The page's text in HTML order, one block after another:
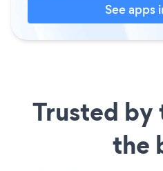
See apps
Trusted by
the